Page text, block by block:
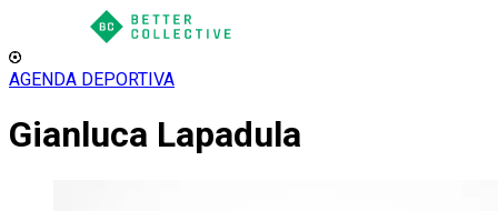
AGENDA DEPORTIVA
Gianluca Lapadula